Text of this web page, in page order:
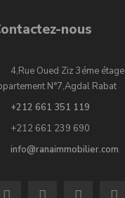
nous
4,Rue Oued Ziz 3éme étage
N°7,Agdal Rabat
+212 661 351 119
+212 661 239 690
info@ranaimmobilier.com